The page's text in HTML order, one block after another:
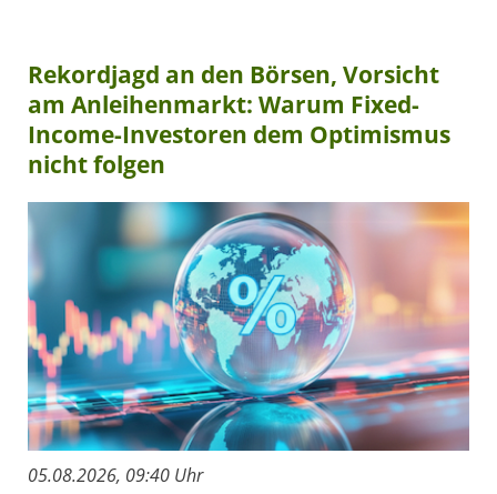
Rekordjagd an den Börsen, Vorsicht
am Anleihenmarkt: Warum Fixed-
Income-Investoren dem Optimismus
nicht folgen
05.08.2026, 09:40 Uhr